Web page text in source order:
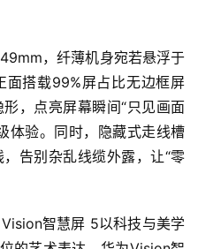
，纤薄机身宛若悬浮于
面搭载99%屏占比无边框屏
，点亮屏幕瞬间“只见画面
体验。同时，隐藏式走线槽
告别杂乱线缆外露，让“零
智慧屏 5以科技与美学